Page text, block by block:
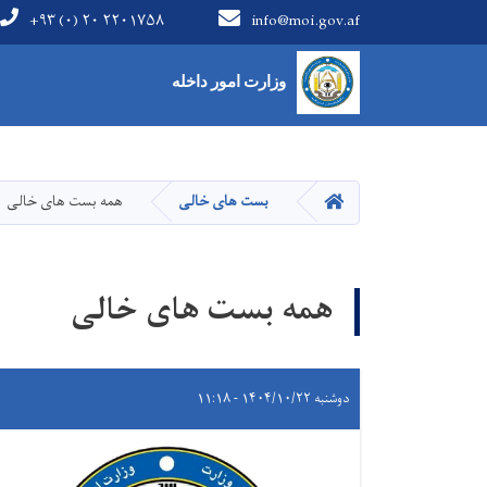
info@moi.gov.af +۹۳ (۰) ۲۰ ۲۲۰۱۷۵۸
وزارت امور داخلهMain Menu
HOME بست های خالی همه بست های خالی
همه بست های خالی
دوشنبه ۱۴۰۴/۱۰/۲۲ - ۱۱:۱۸